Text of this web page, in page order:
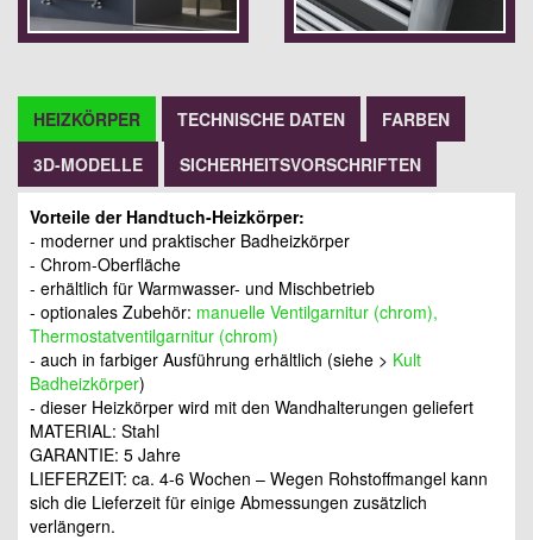
HEIZKÖRPER TECHNISCHE DATEN
FARBEN
3D-MODELLE
SICHERHEITSVORSCHRIFTEN
Vorteile der Handtuch-Heizkörper:
- moderner und praktischer Badheizkörper
- Chrom-Oberfläche
- erhältlich für Warmwasser- und Mischbetrieb
- optionales Zubehör: manuelle Ventilgarnitur (chrom),
Thermostatventilgarnitur (chrom)
- auch in farbiger Ausführung erhältlich (siehe > Kult
Badheizkörper)
- dieser Heizkörper wird mit den Wandhalterungen geliefert
MATERIAL: Stahl
GARANTIE: 5 Jahre
LIEFERZEIT: ca. 4-6 Wochen – Wegen Rohstoffmangel kann
sich die Lieferzeit für einige Abmessungen zusätzlich
verlängern.